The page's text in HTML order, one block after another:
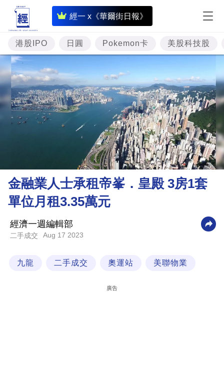
經一 x《華爾街日報》
即
時
財
經
專
題
投
理
財
商
業
科
港股IPO 日圓 Pokemon卡 美股科技股
金融業人士承租帝峯．皇殿 3房1套
單位月租3.35萬元
經濟一週編輯部
二手成交 Aug 17 2023
九龍 二手成交 奧運站 美聯物業
廣告